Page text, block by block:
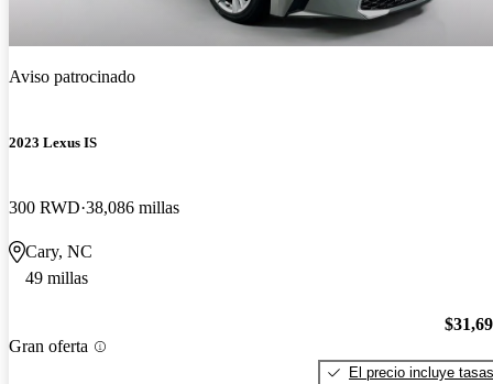
Aviso patrocinado
2023 Lexus IS
300 RWD 38,086 millas
Cary, NC
49 millas
Gran oferta
El precio incluye tasas